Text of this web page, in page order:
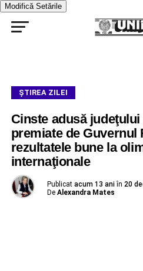
Modifică Setările
ŞTIREA ZILEI
Cinste adusă
premiate de Guvernul
rezultatele bune la
internaţionale
Publicat acum 13 ani în 20
De Alexandra Mates